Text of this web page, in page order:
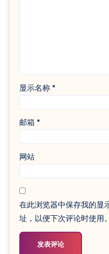
显示名称 *
邮箱 *
网站
在此浏览器中保存我的显
址，以便下次评论时使用。